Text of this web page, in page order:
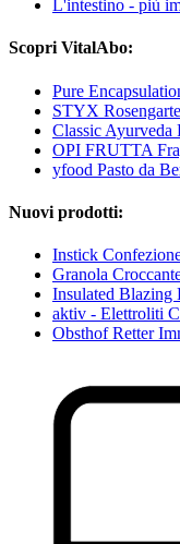
L'intestino - più
Scopri VitalAbo:
Pure
STYX
Classic Ayurveda
OPI FRUTTA
yfood Pasto da
Nuovi prodotti:
Instick
Granola
Insulated Blazing
aktiv - Elettroliti
Obsthof Retter